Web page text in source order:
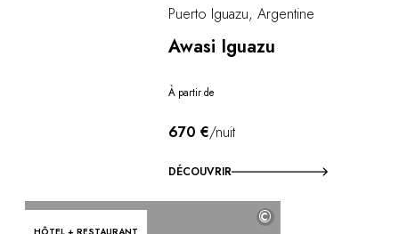
Puerto Iguazu, Argentine
Awasi Iguazu
À partir de
670 €/nuit
DÉCOUVRIR
©